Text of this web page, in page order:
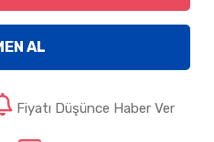
AL
Fiyatı Düşünce Haber Ver